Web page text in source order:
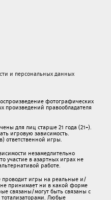
и персональных данных
фотографических
произведений правообладателя
для лиц старше 21 года (21+).
игровую зависимость.
ответственной игры.
незамедлительно
участие в азартных играх не
работе.
игры на реальные и/
принимает ни в какой форме
связаны/могут быть связаны c
Любые